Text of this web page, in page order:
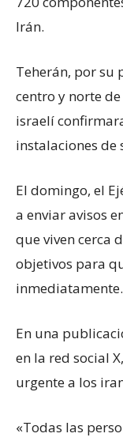
Irán.
Teherán, por su
centro y norte
israelí
instalaciones
El domingo, el
a enviar avisos
que viven cerca
objetivos para
inmediatamente.
En una
en la red social
urgente a los
«Todas las